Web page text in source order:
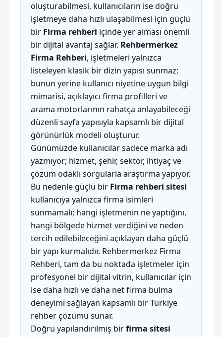
oluşturabilmesi, kullanıcıların ise doğru
işletmeye daha hızlı ulaşabilmesi için güçlü
bir Firma rehberi içinde yer alması önemli
bir dijital avantaj sağlar. Rehbermerkez
Firma Rehberi, işletmeleri yalnızca
listeleyen klasik bir dizin yapısı sunmaz;
bunun yerine kullanıcı niyetine uygun bilgi
mimarisi, açıklayıcı firma profilleri ve
arama motorlarının rahatça anlayabileceği
düzenli sayfa yapısıyla kapsamlı bir dijital
görünürlük modeli oluşturur.
Günümüzde kullanıcılar sadece marka adı
yazmıyor; hizmet, şehir, sektör, ihtiyaç ve
çözüm odaklı sorgularla araştırma yapıyor.
Bu nedenle güçlü bir Firma rehberi sitesi
kullanıcıya yalnızca firma isimleri
sunmamalı; hangi işletmenin ne yaptığını,
hangi bölgede hizmet verdiğini ve neden
tercih edilebileceğini açıklayan daha güçlü
bir yapı kurmalıdır. Rehbermerkez Firma
Rehberi, tam da bu noktada işletmeler için
profesyonel bir dijital vitrin, kullanıcılar için
ise daha hızlı ve daha net firma bulma
deneyimi sağlayan kapsamlı bir Türkiye
rehber çözümü sunar.
Doğru yapılandırılmış birfirma sitesi